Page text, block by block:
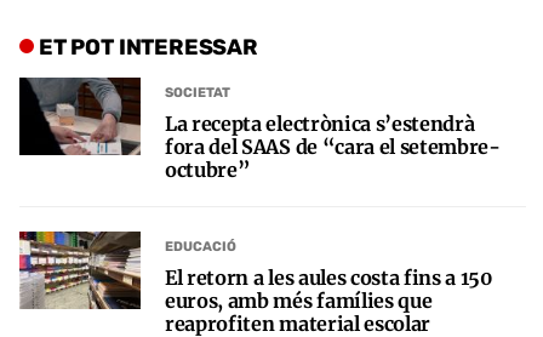
ET POT INTERESSAR
SOCIETAT
La recepta electrònica s’estendrà
fora del SAAS de “cara el setembre-
octubre”
EDUCACIÓ
El retorn a les aules costa fins a 150
euros, amb més famílies que
reaprofiten material escolar